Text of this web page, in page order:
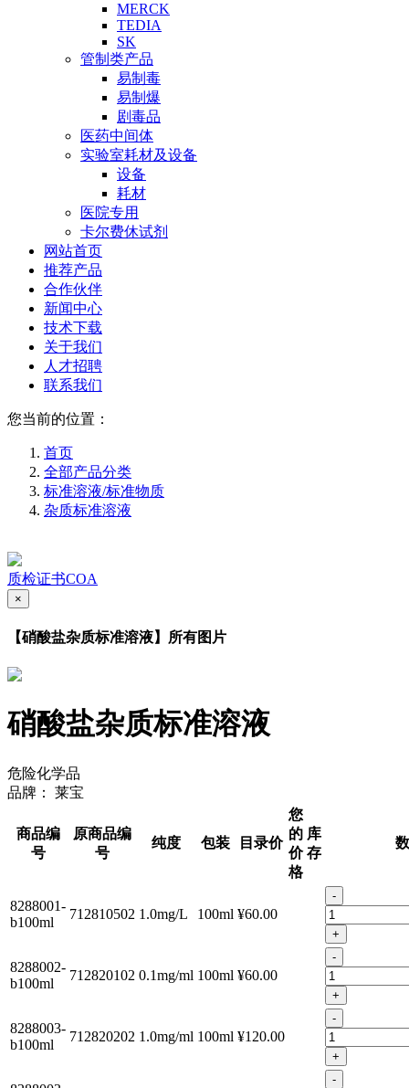
MERCK
TEDIA
SK
管制类产品
易制毒
易制爆
剧毒品
医药中间体
实验室耗材及设备
设备
耗材
医院专用
卡尔费休试剂
网站首页
推荐产品
合作伙伴
新闻中心
技术下载
关于我们
人才招聘
联系我们
您当前的位置：
首页
全部产品分类
标准溶液/标准物质
杂质标准溶液
质检证书COA
×
【硝酸盐杂质标准溶液】所有图片
硝酸盐杂质标准溶液
危险化学品
品牌：
莱宝
商品编
号
原商品编
号
纯度 包装 目录价
您
的
价
格
库
存
8288001-
b100ml
712810502 1.0mg/L 100ml ¥60.00
-
+
8288002-
b100ml
712820102 0.1mg/ml 100ml ¥60.00
-
+
8288003-
b100ml
712820202 1.0mg/ml 100ml ¥120.00
-
+
-